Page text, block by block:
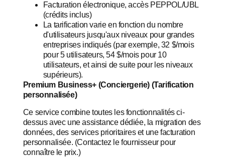
Facturation électronique, accès PEPPOL/UBL
(crédits inclus)
La tarification varie en fonction du nombre
d'utilisateurs jusqu'aux niveaux pour grandes
entreprises indiqués (par exemple, 32 $/mois
pour 5 utilisateurs, 54 $/mois pour 10
utilisateurs, et ainsi de suite pour les niveaux
supérieurs).
Premium Business+ (Conciergerie) (Tarification
personnalisée)
Ce service combine toutes les fonctionnalités ci-
dessus avec une assistance dédiée, la migration des
données, des services prioritaires et une facturation
personnalisée. (Contactez le fournisseur pour
connaître le prix.)